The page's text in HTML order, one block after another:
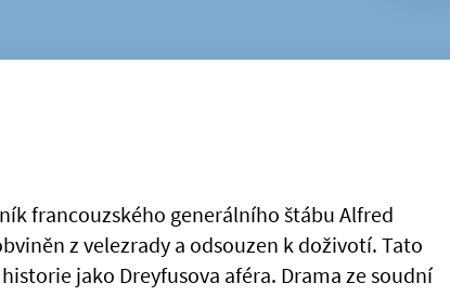
francouzského generálního štábu Alfred
z velezrady a odsouzen k doživotí. Tato
jako Dreyfusova aféra. Drama ze soudní